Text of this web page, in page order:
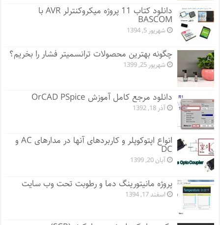
دانلود کتاب 11 پروژه میکروکنترلر AVR با
BASCOM
شهریور 5, 1394
چگونه بهترین محصولات ترانسمیتر فشار را بخریم؟
شهریور 25, 1399
دانلود مرجع کامل آموزش OrCAD PSpice
آذر 18, 1392
انواع اپتوکوپلر و کاربردهای آنها در مدارهای AC و
DC
آبان 20, 1399
پروژه مانيتورينگ دما و رطوبت تحت وب سایت
اسفند 17, 1394